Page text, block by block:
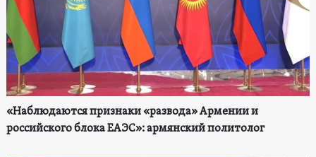
«Наблюдаются признаки «развода» Армении и
российского блока ЕАЭС»: армянский политолог